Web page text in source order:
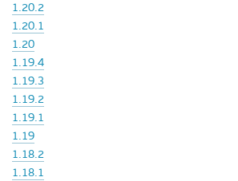
1.20.2
1.20.1
1.20
1.19.4
1.19.3
1.19.2
1.19.1
1.19
1.18.2
1.18.1